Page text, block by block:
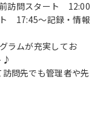
前訪問スタート 12:00
17:45～記録・情報
ラムが充実してお
♪
問先でも管理者や先